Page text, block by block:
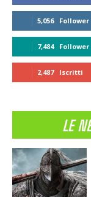
5,056 Follower
7,484 Follower
2,487 Iscritti
LE